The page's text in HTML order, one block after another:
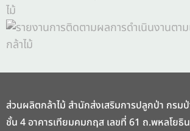
ส่วนผลิตกล้าไม้ สำนักส่งเสริมการปลูกป่า กรมป่
ชั้น 4 อาคารเทียมคมกฤส เลขที่ 61 ถ.พหลโยธิ